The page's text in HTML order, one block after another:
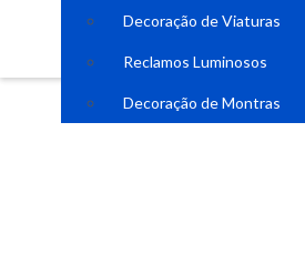
Decoração de Viaturas
Reclamos Luminosos
Decoração de Montras